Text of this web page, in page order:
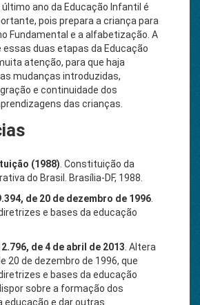
ano da Educação Infantil é
pois prepara a criança para
Fundamental e a alfabetização. A
duas etapas da Educação
atenção, para que haja
mudanças introduzidas,
e continuidade dos
das crianças.
(1988) . Constituição da
do Brasil. Brasília-DF, 1988.
de 20 de dezembro de 1996
e bases da educação
de 4 de abril de 2013 . Altera
20 de dezembro de 1996, que
e bases da educação
sobre a formação dos
educação e dar outras